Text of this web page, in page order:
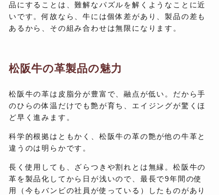
品にすることは、難解なパズルを解くようなことに近
いです。何故なら、牛には個体差があり、製品の差も
あるから、その組み合わせは無限になります。
松阪牛の革製品の魅力
松阪牛の革は皮脂分が豊富で、融点が低い。だから手
のひらの体温だけでも艶が育ち、エイジングが驚くほ
ど早く進みます。
科学的根拠はともかく、松阪牛の革の艶が他の牛革と
違うのは明らかです。
長く使用しても、ざらつきや割れとは無縁。松阪牛の
革を製品化してから日が浅いので、最長で9年間の使
用（今もバンビの社員が使っている）したものがあり